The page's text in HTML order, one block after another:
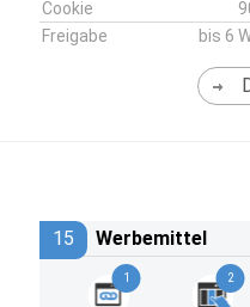
Cookie
Freigabe
bis 6
15 Werbemittel
1 2